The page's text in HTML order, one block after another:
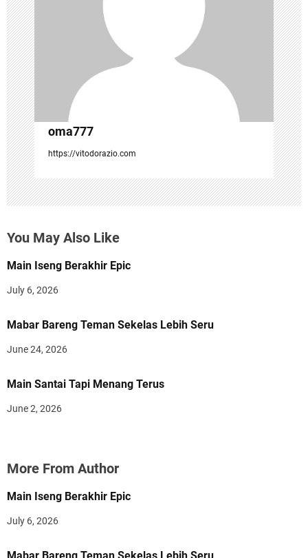
i
o
n
oma777
https://vitodorazio.com
You May Also Like
Main Iseng Berakhir Epic
July 6, 2026
Mabar Bareng Teman Sekelas Lebih Seru
June 24, 2026
Main Santai Tapi Menang Terus
June 2, 2026
More From Author
Main Iseng Berakhir Epic
July 6, 2026